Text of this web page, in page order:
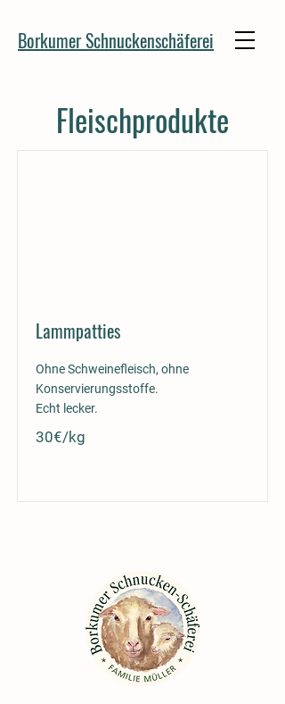
Borkumer Schnuckenschäferei
Fleischprodukte
Lammpatties
Ohne Schweinefleisch, ohne
Konservierungsstoffe.
Echt lecker.
30€/kg